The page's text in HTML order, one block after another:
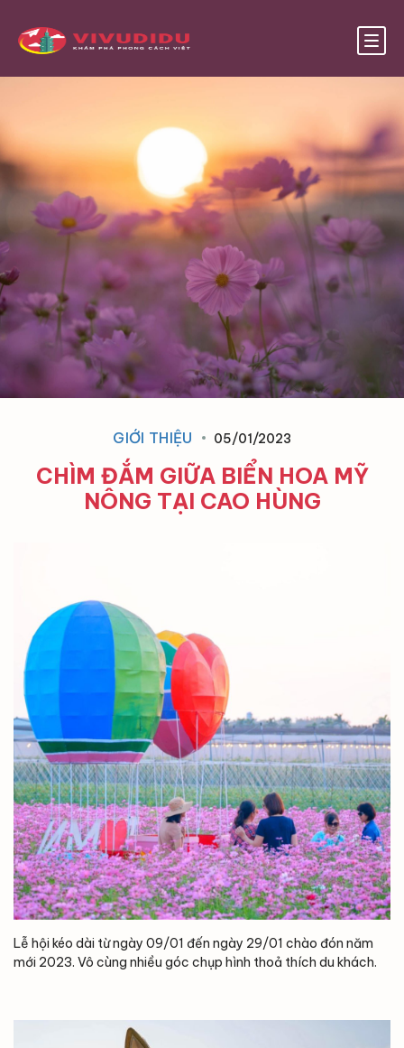
GIỚI THIỆU 05/01/2023
CHÌM ĐẮM GIỮA BIỂN HOA MỸ
NÔNG TẠI CAO HÙNG
Lễ hội kéo dài từ ngày 09/01 đến ngày 29/01 chào đón năm
mới 2023. Vô cùng nhiều góc chụp hình thoả thích du khách.